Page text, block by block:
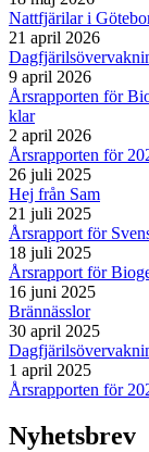
Nattfjärilar i
21 april 2026
9 april 2026
Årsrapporten för
klar
2 april 2026
Årsrapporten för
26 juli 2025
Hej från Sam
21 juli 2025
Årsrapport för
18 juli 2025
Årsrapport för
16 juni 2025
Brännässlor
30 april 2025
1 april 2025
Årsrapporten för
Nyhetsbrev